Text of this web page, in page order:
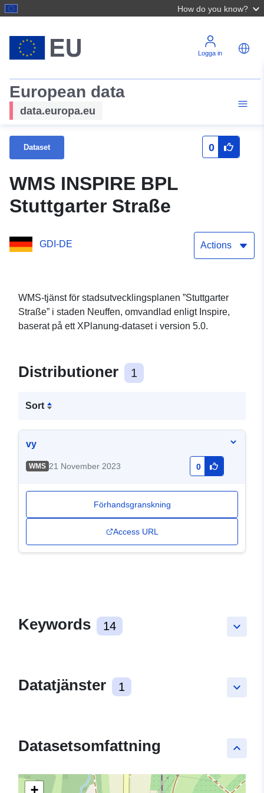
How do you know?
Logga in
European data
data.europa.eu
Dataset 0
WMS INSPIRE BPL
Stuttgarter Straße
GDI-DE Actions
WMS-tjänst för stadsutvecklingsplanen ”Stuttgarter
Straße” i staden Neuffen, omvandlad enligt Inspire,
baserat på ett XPlanung-dataset i version 5.0.
Distributioner 1
Sort
vy
WMS 21 November 2023 0
Förhandsgranskning
Access URL
keyboard_arrow_down
Keywords 14
keyboard_arrow_down
Datatjänster 1
keyboard_arrow_up
Datasetsomfattning
+